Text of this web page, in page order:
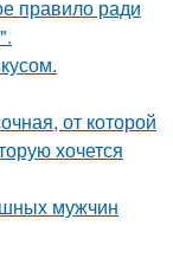
правило ради
от которой
хочется
мужчин